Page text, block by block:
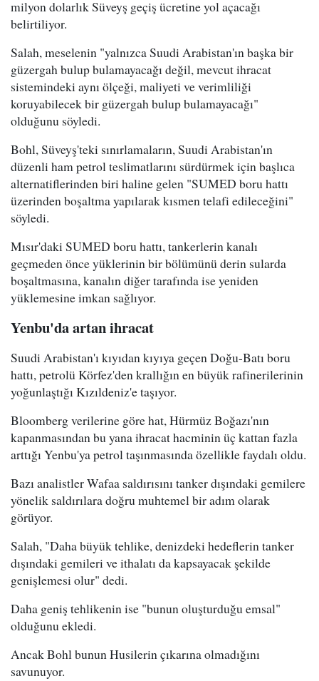
milyon dolarlık Süveyş geçiş ücretine yol açacağı
belirtiliyor.
Salah, meselenin "yalnızca Suudi Arabistan'ın başka bir
güzergah bulup bulamayacağı değil, mevcut ihracat
sistemindeki aynı ölçeği, maliyeti ve verimliliği
koruyabilecek bir güzergah bulup bulamayacağı"
olduğunu söyledi.
Bohl, Süveyş'teki sınırlamaların, Suudi Arabistan'ın
düzenli ham petrol teslimatlarını sürdürmek için başlıca
alternatiflerinden biri haline gelen "SUMED boru hattı
üzerinden boşaltma yapılarak kısmen telafi edileceğini"
söyledi.
Mısır'daki SUMED boru hattı, tankerlerin kanalı
geçmeden önce yüklerinin bir bölümünü derin sularda
boşaltmasına, kanalın diğer tarafında ise yeniden
yüklemesine imkan sağlıyor.
Yenbu'da artan ihracat
Suudi Arabistan'ı kıyıdan kıyıya geçen Doğu-Batı boru
hattı, petrolü Körfez'den krallığın en büyük rafinerilerinin
yoğunlaştığı Kızıldeniz'e taşıyor.
Bloomberg verilerine göre hat, Hürmüz Boğazı'nın
kapanmasından bu yana ihracat hacminin üç kattan fazla
arttığı Yenbu'ya petrol taşınmasında özellikle faydalı oldu.
Bazı analistler Wafaa saldırısını tanker dışındaki gemilere
yönelik saldırılara doğru muhtemel bir adım olarak
görüyor.
Salah, "Daha büyük tehlike, denizdeki hedeflerin tanker
dışındaki gemileri ve ithalatı da kapsayacak şekilde
genişlemesi olur" dedi.
Daha geniş tehlikenin ise "bunun oluşturduğu emsal"
olduğunu ekledi.
Ancak Bohl bunun Husilerin çıkarına olmadığını
savunuyor.